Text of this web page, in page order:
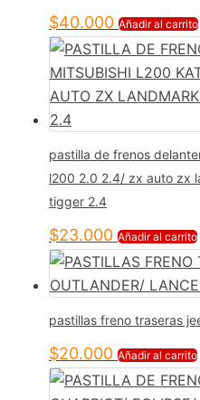
$40.000 Añadir al carrito
pastilla de frenos
l200 2.0 2.4/ zx auto zx
tigger 2.4
$23.000 Añadir al carrito
pastillas freno traseras
$20.000 Añadir al carrito